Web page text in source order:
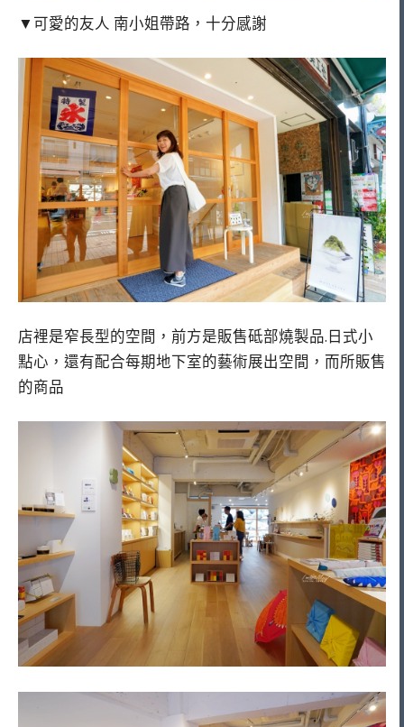
▼可愛的友人 南小姐帶路，十分感謝
店裡是窄長型的空間，前方是販售砥部燒製品.日式小
點心，還有配合每期地下室的藝術展出空間，而所販售
的商品